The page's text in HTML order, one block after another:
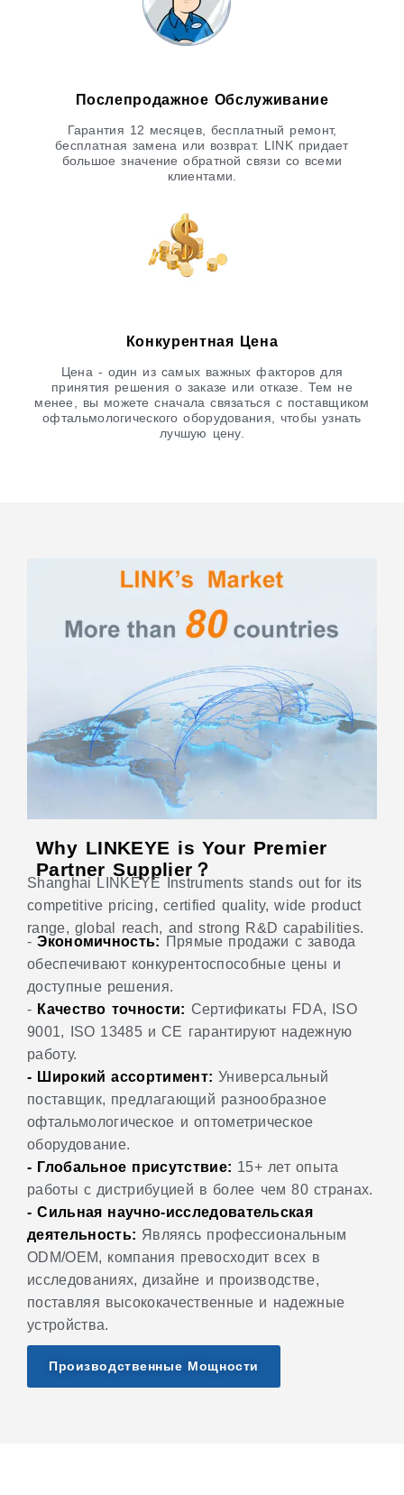
Послепродажное Обслуживание
Гарантия 12 месяцев, бесплатный ремонт,
бесплатная замена или возврат. LINK придает
большое значение обратной связи со всеми
клиентами.
Конкурентная Цена
Цена - один из самых важных факторов для
принятия решения о заказе или отказе. Тем не
менее, вы можете сначала связаться с поставщиком
офтальмологического оборудования, чтобы узнать
лучшую цену.
Why LINKEYE is Your Premier
Partner Supplier？
Shanghai LINKEYE Instruments stands out for its
competitive pricing, certified quality, wide product
range, global reach, and strong R&D capabilities.
-Экономичность: Прямые продажи с завода
обеспечивают конкурентоспособные цены и
доступные решения.
- Качество точности: Сертификаты FDA, ISO
9001, ISO 13485 и CE гарантируют надежную
работу.
- Широкий ассортимент: Универсальный
поставщик, предлагающий разнообразное
офтальмологическое и оптометрическое
оборудование.
- Глобальное присутствие: 15+ лет опыта
работы с дистрибуцией в более чем 80 странах.
- Сильная научно-исследовательская
деятельность: Являясь профессиональным
ODM/OEM, компания превосходит всех в
исследованиях, дизайне и производстве,
поставляя высококачественные и надежные
устройства.
Производственные Мощности